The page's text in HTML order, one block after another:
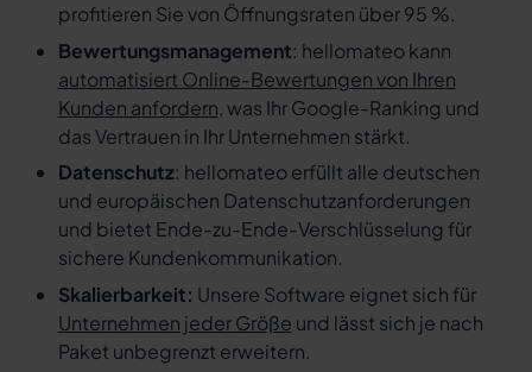
profitieren Sie von Öffnungsraten über 95 %.
Bewertungsmanagement: hellomateo kann
automatisiert Online-Bewertungen von Ihren
Kunden anfordern, was Ihr Google-Ranking und
das Vertrauen in Ihr Unternehmen stärkt.
Datenschutz: hellomateo erfüllt alle deutschen
und europäischen Datenschutzanforderungen
und bietet Ende-zu-Ende-Verschlüsselung für
sichere Kundenkommunikation.
Skalierbarkeit: Unsere Software eignet sich für
Unternehmen jeder Größe und lässt sich je nach
Paket unbegrenzt erweitern.